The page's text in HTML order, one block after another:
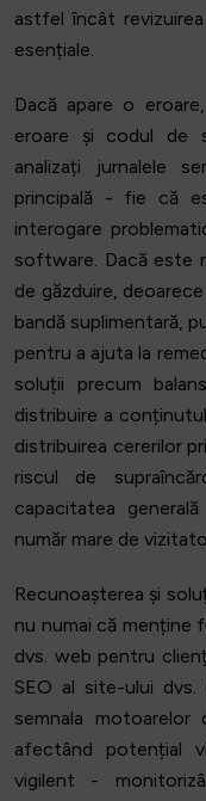
astfel încât
esențiale.
Dacă apare o
eroare și codul de
analizați jurnalele
principală - fie că
interogare
software. Dacă este
de găzduire,
bandă suplimentară,
pentru a ajuta la
soluții precum
distribuire a
distribuirea cererilor
riscul de
capacitatea
număr mare de
Recunoașterea și
nu numai că menține
dvs. web pentru
SEO al site-ului
semnala motoarelor
afectând potențial
vigilent -